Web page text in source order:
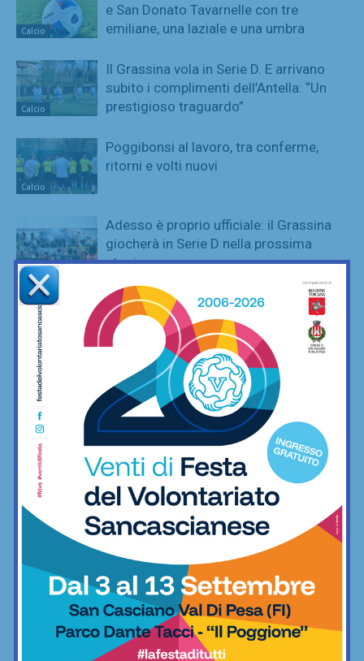
Calcio
e San Donato Tavarnelle con tre
emiliane, una laziale e una umbra
Calcio
Il Grassina vola in Serie D. E arrivano
subito i complimenti dell’Antella: “Un
prestigioso traguardo”
Calcio
Poggibonsi al lavoro, tra conferme,
ritorni e volti nuovi
Calcio
Adesso è proprio ufficiale: il Grassina
giocherà in Serie D nella prossima
stagione
Calcio
Poggibonsi, il nuovo allenatore per
l’Eccellenza è Marco Guidi
Calcio
È ripescaggio: il Grassina fa festa e
torna in Serie D dopo 5 anni
Calcio
Poggibonsi, prime mosse: Fusci
confermato direttore tecnico. In serata
presentazione del nuovo allenatore
La Virtus Lilliano e il ripescaggio in
Seconda: “Una gioia immensa. Pronti
ad affrontare la nuova avventura”
Grassina al lavoro per la stagione
2026/27, sospeso ancora tra due
categorie